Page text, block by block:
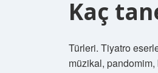
Kaç
Türleri. Tiyatro
müzikal,